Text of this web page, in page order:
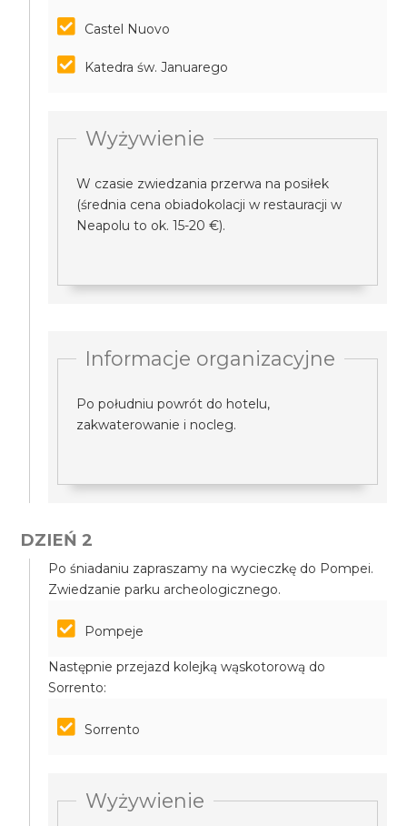
Castel Nuovo
Katedra św. Januarego
Wyżywienie
W czasie zwiedzania przerwa na posiłek
(średnia cena obiadokolacji w restauracji w
Neapolu to ok. 15-20 €).
Informacje organizacyjne
Po południu powrót do hotelu,
zakwaterowanie i nocleg.
DZIEŃ 2
Po śniadaniu zapraszamy na wycieczkę do Pompei.
Zwiedzanie parku archeologicznego.
Pompeje
Następnie przejazd kolejką wąskotorową do
Sorrento:
Sorrento
Wyżywienie